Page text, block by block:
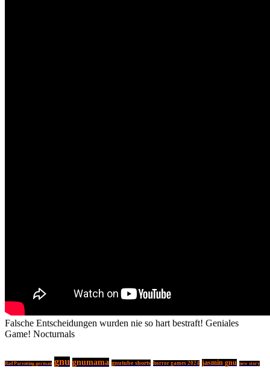
Falsche Entscheidungen wurden nie so hart bestraft! Geniales
Game! Nocturnals
Bad Parenting german gnu gnumama gnutube shorts horror games 2024 jasmin gnu new story